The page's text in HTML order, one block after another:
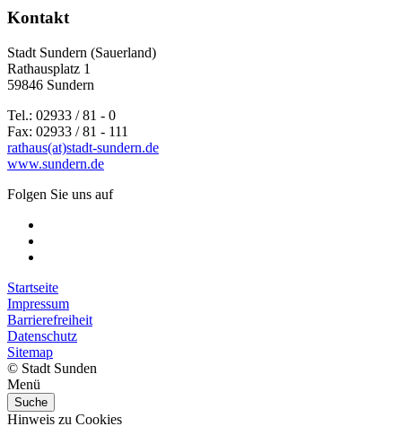
Kontakt
Stadt Sundern (Sauerland)
Rathausplatz 1
59846 Sundern
Tel.: 02933 / 81 - 0
Fax: 02933 / 81 - 111
rathaus(at)stadt-sundern.de
www.sundern.de
Folgen Sie uns auf
Startseite
Impressum
Barrierefreiheit
Datenschutz
Sitemap
© Stadt Sunden
Menü
Suche
Hinweis zu Cookies